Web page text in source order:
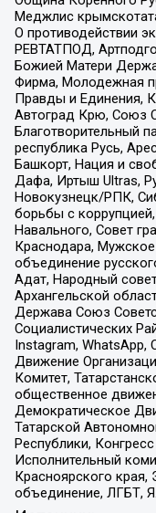
Меджлис
О противодействии
РЕВТАТПОД,
Божией Матери
Фирма, Молодежная
Правды и Единения,
Автоград Крю, Союз
Благотворительный
республика Русь,
Башкорт, Нация и
Дафа, Иртыш Ultras,
Новокузнецк/РПК,
борьбы с
Навального, Совет
Краснодара,
объединение
Адат, Народный
Архангельской
Держава Союз
Социалистических
Instagram,
Движение
Комитет,
общественное
Демократическое
Татарской
Республики,
Исполнительный
Красноярского края,
объединение, ЛГБТ,